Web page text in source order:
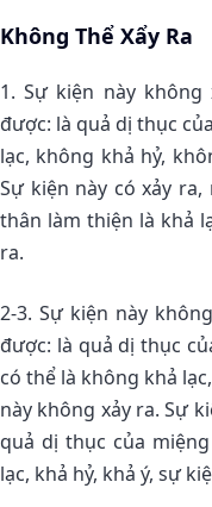
Không Thể Xẩy Ra
1. Sự kiện này không
được: là quả dị thục
lạc, không khả hỷ,
Sự kiện này có xảy ra,
thân làm thiện là khả
ra.
2-3. Sự kiện này
được: là quả dị thục
có thể là không khả
này không xảy ra. Sự
quả dị thục của
lạc, khả hỷ, khả ý, sự